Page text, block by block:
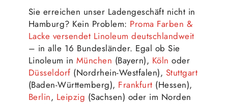
Sie erreichen unser Ladengeschäft nicht in
Hamburg? Kein Problem: Proma Farben &
Lacke versendet Linoleum deutschlandweit
– in alle 16 Bundesländer. Egal ob Sie
Linoleum in München (Bayern), Köln oder
Düsseldorf (Nordrhein-Westfalen), Stuttgart
(Baden-Württemberg), Frankfurt (Hessen),
Berlin, Leipzig (Sachsen) oder im Norden